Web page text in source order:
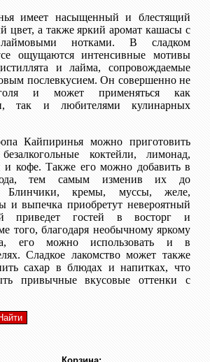
имеет насыщенный и блестящий
цвет, а также яркий аромат кашасы с
нотками. В сладком
ощущаются интенсивные мотивы
и лайма, сопровождаемые
послевкусием. Он совершенно не
и может применяться как
так и любителями кулинарных
Кайпиринья можно приготовить
коктейли, лимонад,
кофе. Также его можно добавить в
тем самым изменив их до
Блинчики, кремы, муссы, желе,
и выпечка приобретут невероятный
приведет гостей в восторг и
того, благодаря необычному яркому
его можно использовать и в
Сладкое лакомство может также
сахар в блюдах и напитках, что
привычные вкусовые оттенки с